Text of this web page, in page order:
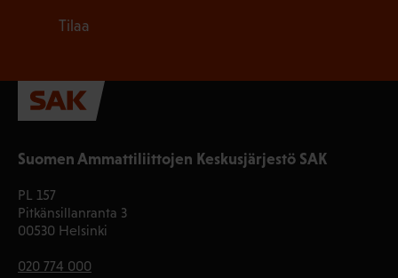
Suomen Ammattiliittojen Keskusjärjestö SAK
PL 157
Pitkänsillanranta 3
00530 Helsinki
020 774 000
Tilaa